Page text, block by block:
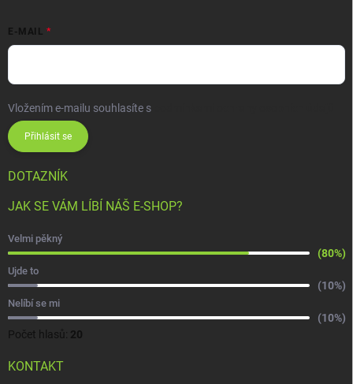
E-MAIL
Vložením e-mailu souhlasíte s
Přihlásit se
DOTAZNÍK
JAK SE VÁM LÍBÍ NÁŠ E-SHOP?
Velmi pěkný
(80%)
Ujde to
(10%)
Nelíbí se mi
(10%)
Počet hlasů: 20
KONTAKT